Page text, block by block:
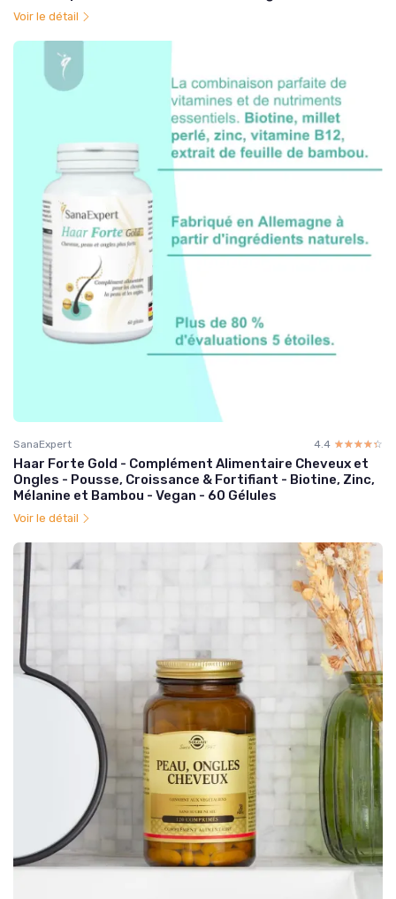
Voir le détail
SanaExpert 4.4 ☆☆☆☆☆
★★★★★
Haar Forte Gold - Complément Alimentaire Cheveux et
Ongles - Pousse, Croissance & Fortifiant - Biotine, Zinc,
Mélanine et Bambou - Vegan - 60 Gélules
Voir le détail